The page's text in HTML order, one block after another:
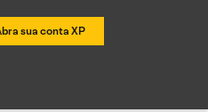
sua conta XP